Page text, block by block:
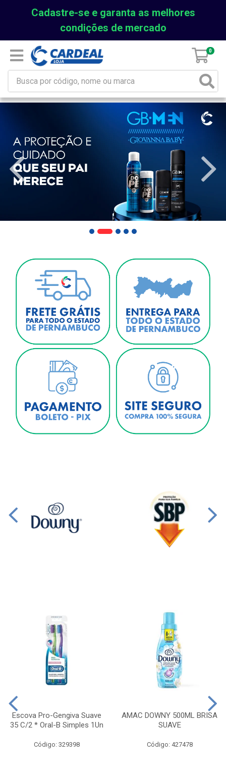
Cadastre-se e garanta as melhores
condições de mercado
0
Escova Pro-Gengiva Suave
35 C/2 * Oral-B Simples 1Un
Código: 329398
AMAC DOWNY 500ML BRISA
SUAVE
Código: 427478